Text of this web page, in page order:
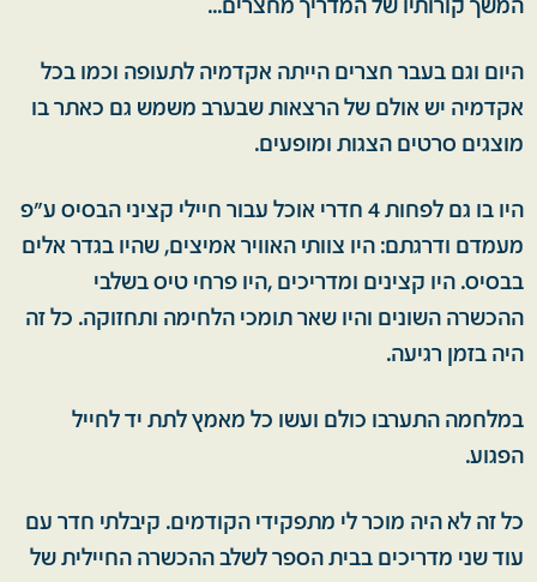
המשך קורותיו של המדריך מחצרים...
היום וגם בעבר חצרים הייתה אקדמיה לתעופה וכמו בכל
אקדמיה יש אולם של הרצאות שבערב משמש גם כאתר בו
מוצגים סרטים הצגות ומופעים.
היו בו גם לפחות 4 חדרי אוכל עבור חיילי קציני הבסיס ע"פ
מעמדם ודרגתם: היו צוותי האוויר אמיצים, שהיו בגדר אלים
בבסיס. היו קצינים ומדריכים ,היו פרחי טיס בשלבי
ההכשרה השונים והיו שאר תומכי הלחימה ותחזוקה. כל זה
היה בזמן רגיעה.
במלחמה התערבו כולם ועשו כל מאמץ לתת יד לחייל
הפגוע.
כל זה לא היה מוכר לי מתפקידי הקודמים. קיבלתי חדר עם
עוד שני מדריכים בבית הספר לשלב ההכשרה החיילית של